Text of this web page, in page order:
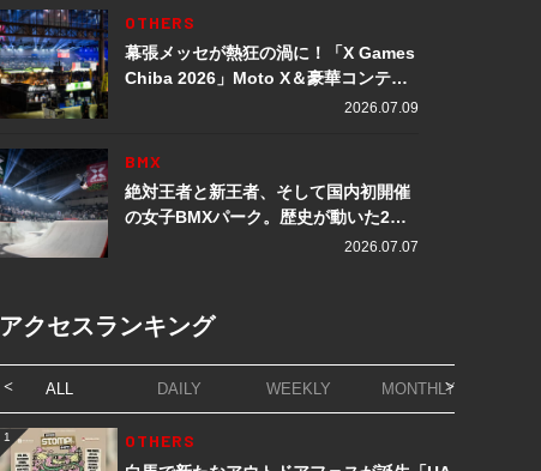
OTHERS
幕張メッセが熱狂の渦に！「X Games
Chiba 2026」Moto X＆豪華コンテン
2026.07.09
BMX
絶対王者と新王者、そして国内初開催
の女子BMXパーク。歴史が動いた2日
2026.07.07
アクセスランキング
ALL DAILY WEEKLY MONTHLY
1 OTHERS